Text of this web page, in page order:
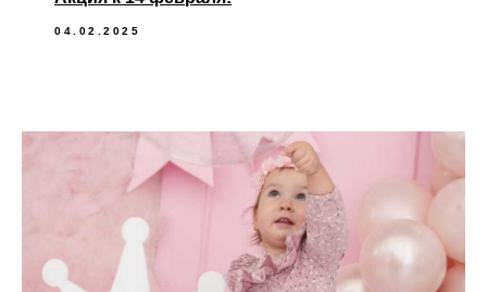
04.02.2025